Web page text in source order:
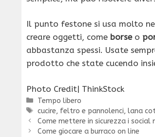
Il punto festone si usa molto
creare oggetti, come borse o
abbastanza spessi. Usate
prodotto che state cucendo
Photo Credit| ThinkStock
Categorie
Tempo libero
Tag
cucire, feltro e pannolenci,lana
Come mettere in sicurezza i social
Come giocare a burraco on line